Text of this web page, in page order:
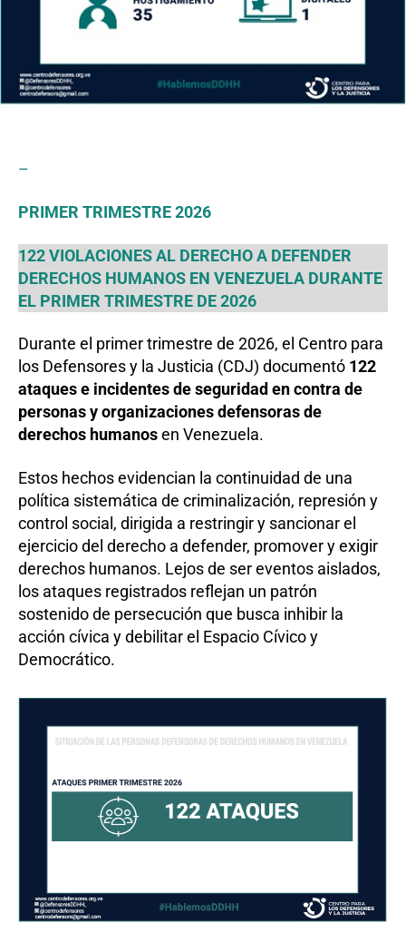
–
PRIMER TRIMESTRE 2026
122 VIOLACIONES AL DERECHO A DEFENDER
DERECHOS HUMANOS EN VENEZUELA DURANTE
EL PRIMER TRIMESTRE DE 2026
Durante el primer trimestre de 2026, el Centro para
los Defensores y la Justicia (CDJ) documentó 122
ataques e incidentes de seguridad en contra de
personas y organizaciones defensoras de
derechos humanosen Venezuela.
Estos hechos evidencian la continuidad de una
política sistemática de criminalización, represión y
control social, dirigida a restringir y sancionar el
ejercicio del derecho a defender, promover y exigir
derechos humanos. Lejos de ser eventos aislados,
los ataques registrados reflejan un patrón
sostenido de persecución que busca inhibir la
acción cívica y debilitar el Espacio Cívico y
Democrático.